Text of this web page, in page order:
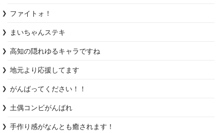
ファイトォ！
まいちゃんステキ
高知の隠れゆるキャラですね
地元より応援してます
がんばってください！！
土偶コンビがんばれ
手作り感がなんとも癒されます！